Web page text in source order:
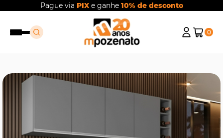
Pague via PIXe ganhe 10% de desconto
0